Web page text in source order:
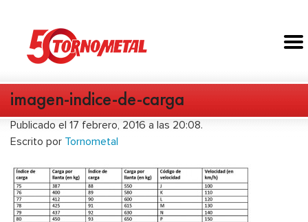
imagen-indice-de-carga
Publicado el 17 febrero, 2016 a las 20:08.
Escrito por Tornometal